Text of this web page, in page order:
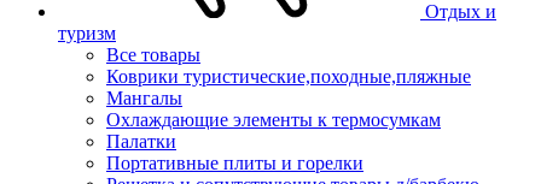
Отдых и
туризм
Все товары
Коврики туристические,походные,пляжные
Мангалы
Охлаждающие элементы к термосумкам
Палатки
Портативные плиты и горелки